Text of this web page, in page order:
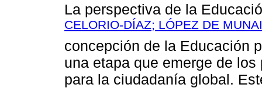
La perspectiva de la
CELORIO-DÍAZ; LÓPEZ DE
concepción de la Educación
una etapa que emerge de
para la ciudadanía global.